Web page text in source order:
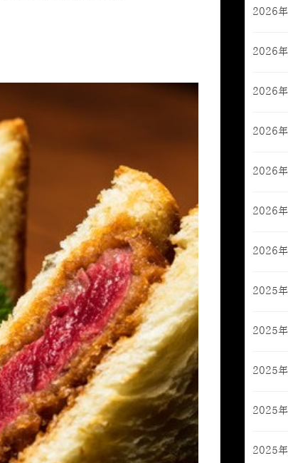
2026
2026
2026
2026
2026
2026
2026
2025
2025
2025
2025
2025